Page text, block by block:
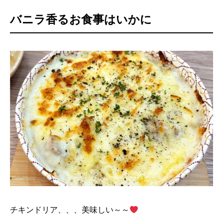
バニラ香るお食事はいかに
チキンドリア、、、美味しい～～